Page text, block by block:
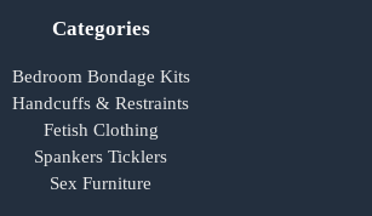
Categories
Bedroom Bondage Kits
Handcuffs & Restraints
Fetish Clothing
Spankers Ticklers
Sex Furniture